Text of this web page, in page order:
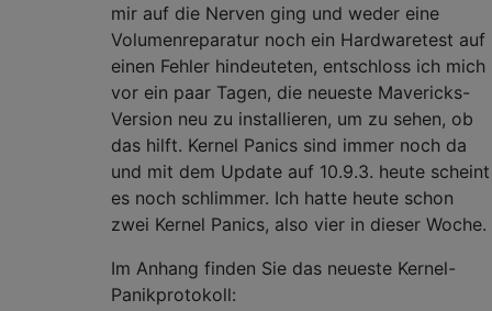
mir auf die Nerven ging und weder eine
Volumenreparatur noch ein Hardwaretest auf
einen Fehler hindeuteten, entschloss ich mich
vor ein paar Tagen, die neueste Mavericks-
Version neu zu installieren, um zu sehen, ob
das hilft. Kernel Panics sind immer noch da
und mit dem Update auf 10.9.3. heute scheint
es noch schlimmer. Ich hatte heute schon
zwei Kernel Panics, also vier in dieser Woche.
Im Anhang finden Sie das neueste Kernel-
Panikprotokoll: